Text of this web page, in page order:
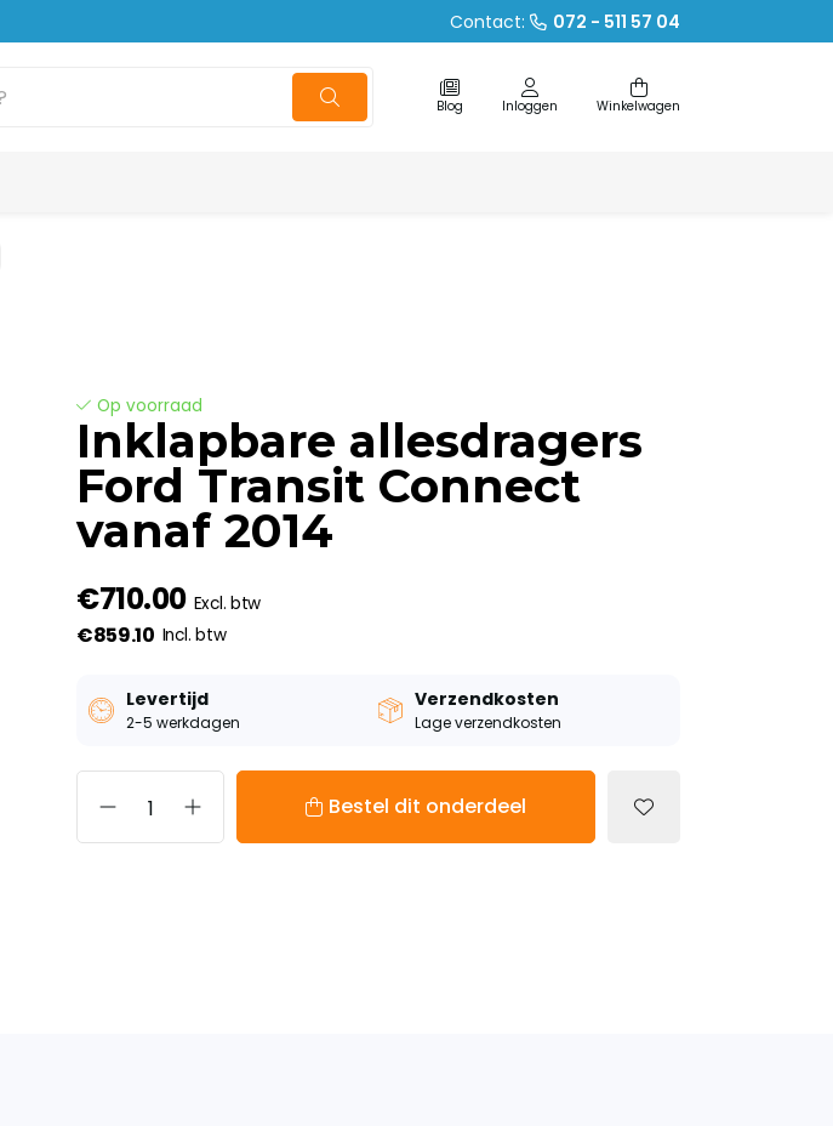
Contact: 072 - 511 57 04
Blog Inloggen Winkelwagen
Op voorraad
Inklapbare allesdragers
Ford Transit Connect
vanaf 2014
€710.00 Excl. btw
€859.10 Incl. btw
Levertijd
2-5 werkdagen
Verzendkosten
Lage verzendkosten
Bestel dit onderdeel